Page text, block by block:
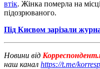
втік. Жінка померла на
підозрюваного.
Під Києвом зарізали
Новини від
наш канал https://t.me/